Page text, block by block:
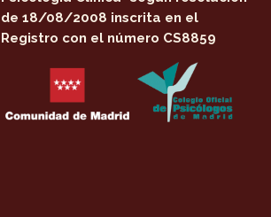
de 18/08/2008 inscrita en el
Registro con el número CS8859